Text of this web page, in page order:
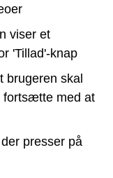
viser et
'Tillad'-knap
brugeren skal
fortsætte med at
presser på